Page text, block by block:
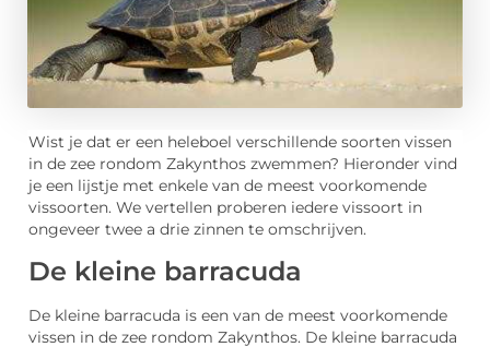
Wist je dat er een heleboel verschillende soorten vissen
in de zee rondom Zakynthos zwemmen? Hieronder vind
je een lijstje met enkele van de meest voorkomende
vissoorten. We vertellen proberen iedere vissoort in
ongeveer twee a drie zinnen te omschrijven.
De kleine barracuda
De kleine barracuda is een van de meest voorkomende
vissen in de zee rondom Zakynthos. De kleine barracuda